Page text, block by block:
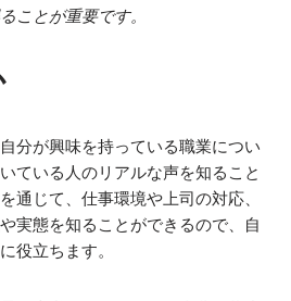
ことが重要です。
分が興味を持っている職業につい
ている人のリアルな声を知ること
通じて、仕事環境や上司の対応、
実態を知ることができるので、自
役立ちます。